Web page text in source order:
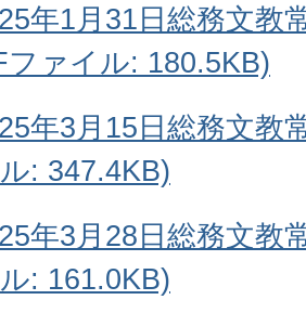
年1月31日総務文教
ファイル: 180.5KB)
年3月15日総務文教
: 347.4KB)
年3月28日総務文教
: 161.0KB)